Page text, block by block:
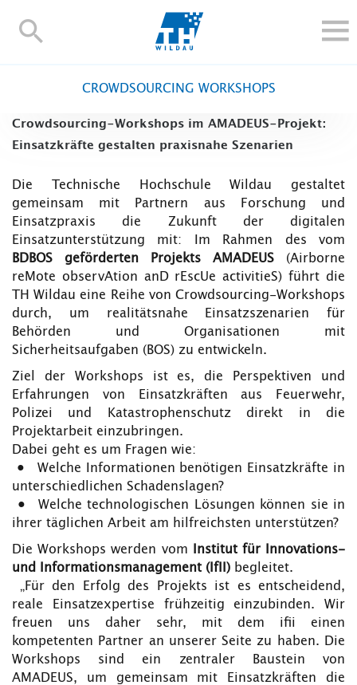
TH-
FORSCHUNG UND TRANSFER
HOCHSCHULE
INTERNATIONAL
BESCHÄFTIGTE
Blogs Kontakt und Anfahrt Webmail Moodle
TH Online-Portal Personensuche English
CROWDSOURCING WORKSHOPS
Crowdsourcing‑Workshops im AMADEUS‑Projekt:
Einsatzkräfte gestalten praxisnahe Szenarien
Die Technische Hochschule Wildau gestaltet
gemeinsam mit Partnern aus Forschung und
Einsatzpraxis die Zukunft der digitalen
Einsatzunterstützung mit: Im Rahmen des vom
BDBOS geförderten Projekts AMADEUS (Airborne
reMote observAtion anD rEscUe activitieS) führt die
TH Wildau eine Reihe von Crowdsourcing‑Workshops
durch, um realitätsnahe Einsatzszenarien für
Behörden und Organisationen mit
Sicherheitsaufgaben (BOS) zu entwickeln.
Ziel der Workshops ist es, die Perspektiven und
Erfahrungen von Einsatzkräften aus Feuerwehr,
Polizei und Katastrophenschutz direkt in die
Projektarbeit einzubringen.
Dabei geht es um Fragen wie:
• Welche Informationen benötigen Einsatzkräfte in
unterschiedlichen Schadenslagen?
• Welche technologischen Lösungen können sie in
ihrer täglichen Arbeit am hilfreichsten unterstützen?
Die Workshops werden vom
Institut für Innovations‑
und Informationsmanagement (IfII) begleitet.
„Für den Erfolg des Projekts ist es entscheidend,
reale Einsatzexpertise frühzeitig einzubinden. Wir
freuen uns daher sehr, mit dem ifii einen
kompetenten Partner an unserer Seite zu haben. Die
Workshops sind ein zentraler Baustein von
AMADEUS, um gemeinsam mit Einsatzkräften die